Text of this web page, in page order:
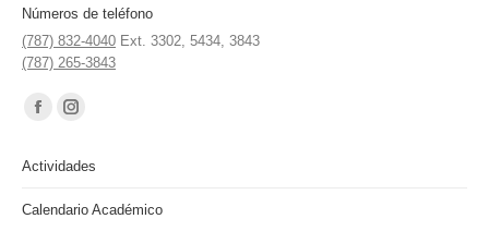
Números de teléfono
(787) 832-4040 Ext. 3302, 5434, 3843
(787) 265-3843
Find us on:
Facebook
opens
in
Instagram
opens
in
Actividades
Calendario Académico